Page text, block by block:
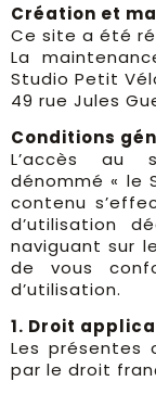
Création et
Ce site a été
La
Studio Petit
49 rue Jules
Conditions
L’accès au
dénommé « le
contenu
d’utilisation
naviguant sur
de vous
d’utilisation.
1. Droit
Les présentes
par le droit